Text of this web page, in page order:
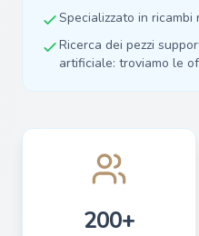
Specializzato in
Ricerca dei pezzi
artificiale: troviamo le
200+